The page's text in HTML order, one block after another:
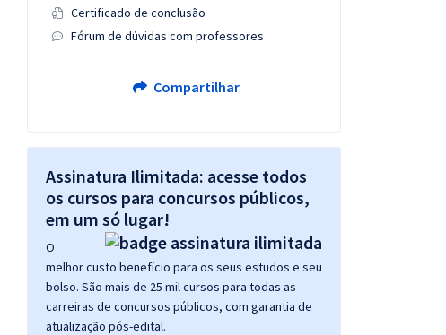
Certificado de conclusão
Fórum de dúvidas com professores
Compartilhar
Assinatura Ilimitada: acesse todos
os cursos para concursos públicos,
em um só lugar!
O
melhor custo benefício para os seus estudos e seu
bolso. São mais de 25 mil cursos para todas as
carreiras de concursos públicos, com garantia de
atualização pós-edital.